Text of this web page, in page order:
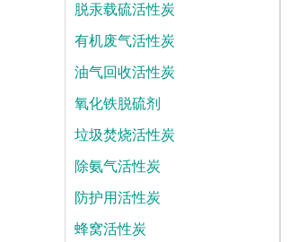
脱汞载硫活性炭
有机废气活性炭
油气回收活性炭
氧化铁脱硫剂
垃圾焚烧活性炭
除氨气活性炭
防护用活性炭
蜂窝活性炭